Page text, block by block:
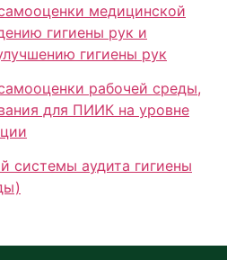
медицинской
гигиены рук и
гигиены рук
рабочей среды,
для ПИИК на уровне
системы аудита гигиены